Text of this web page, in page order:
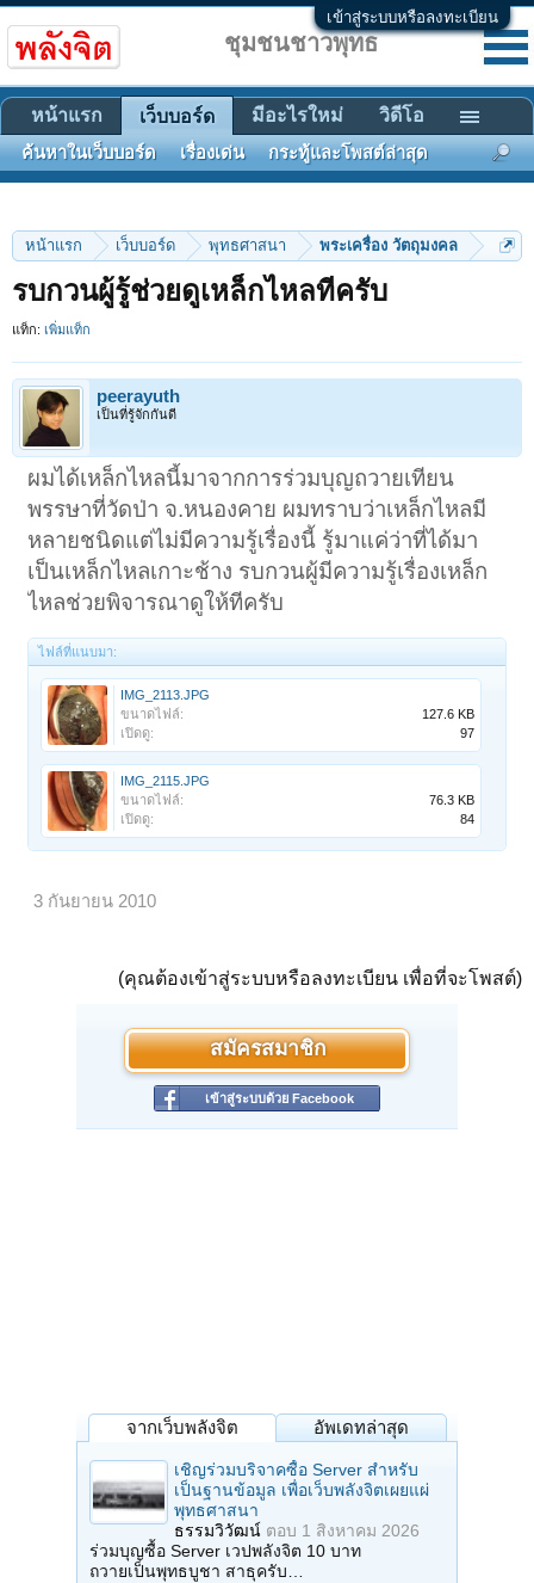
เข้าสู่ระบบหรือลงทะเบียน
หน้าแรก เว็บบอร์ด พุทธศาสนา พระเครื่อง วัตถุมงคล
รบกวนผู้รู้ช่วยดูเหล็กไหลทีครับ
แท็ก: เพิ่มแท็ก
peerayuth
เป็นที่รู้จักกันดี
ผมได้เหล็กไหลนี้มาจากการร่วมบุญถวายเทียน
พรรษาที่วัดป่า จ.หนองคาย ผมทราบว่าเหล็กไหลมี
หลายชนิดแต่ไม่มีความรู้เรื่องนี้ รู้มาแค่ว่าที่ได้มา
เป็นเหล็กไหลเกาะช้าง รบกวนผู้มีความรู้เรื่องเหล็ก
ไหลช่วยพิจารณาดูให้ทีครับ
ไฟล์ที่แนบมา:
IMG_2113.JPG
ขนาดไฟล์:
127.6 KB
เปิดดู:
97
IMG_2115.JPG
ขนาดไฟล์:
76.3 KB
เปิดดู:
84
3 กันยายน 2010
(คุณต้องเข้าสู่ระบบหรือลงทะเบียน เพื่อที่จะโพสต์)
สมัครสมาชิก
เข้าสู่ระบบด้วย Facebook
จากเว็บพลังจิต อัพเดทล่าสุด
เชิญร่วมบริจาคซื้อ Server สำหรับ
เป็นฐานข้อมูล เพื่อเว็บพลังจิตเผยแผ่
พุทธศาสนา
ธรรมวิวัฒน์ ตอบ 1 สิงหาคม 2026
ร่วมบุญซื้อ Server เวปพลังจิต 10 บาท
ถวายเป็นพุทธบูชา สาธุครับ…
ชุมชนชาวพุทธ
หน้าแรก เว็บบอร์ด
ค้นหาในเว็บบอร์ด เรื่องเด่น กระทู้และโพสต์ล่าสุด
มีอะไรใหม่ วิดีโอ